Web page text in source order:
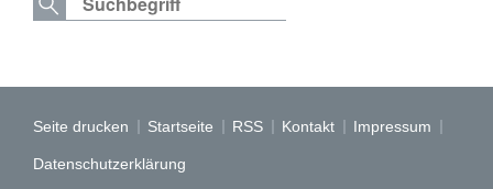
Seite drucken Startseite RSS Kontakt Impressum
Datenschutzerklärung